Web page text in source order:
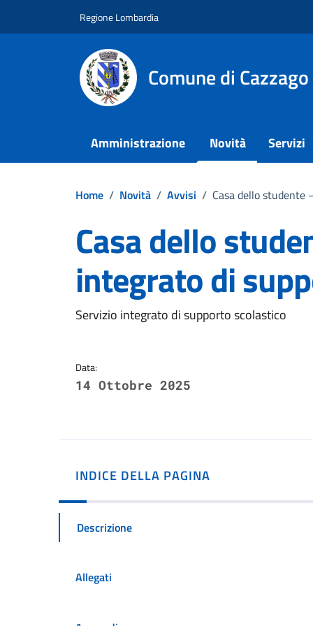
Regione Lombardia
Comune di
Amministrazione Novità Servizi
Home / Novità / Avvisi / Casa dello studente
Casa dello
integrato di
Dettagli della notizia
Servizio integrato di supporto scolastico
Data:
14 Ottobre 2025
INDICE DELLA PAGINA
Descrizione
Allegati